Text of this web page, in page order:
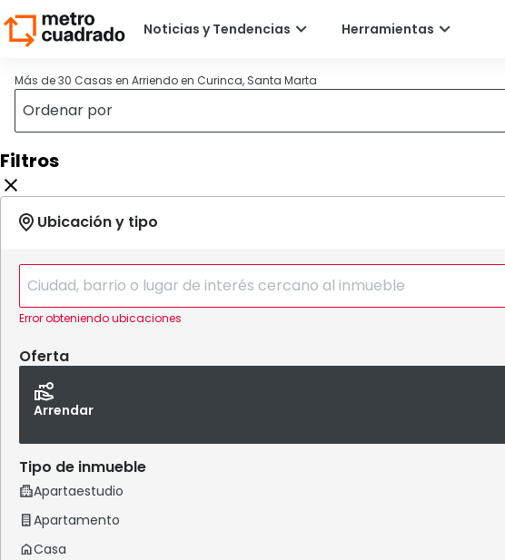
Más de 30 Casas en Arriendo en Curinca, Santa Marta
Filtros
Error obteniendo ubicaciones
Oferta
Arrendar
Tipo de inmueble